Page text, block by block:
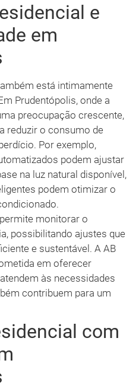
e
em
está intimamente
Prudentópolis, onde a
preocupação crescente,
reduzir o consumo de
Por exemplo,
podem ajustar
na luz natural disponível,
podem otimizar o
monitorar o
possibilitando ajustes que
e sustentável. A AB
em oferecer
às necessidades
contribuem para um
com